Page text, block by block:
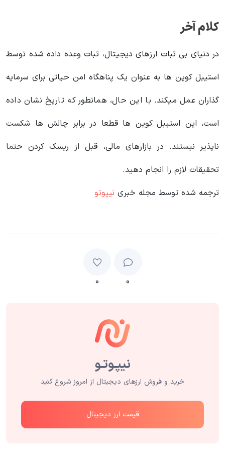
کلام آخر
در دنیای بی ثبات ارزهای دیجیتال، ثبات وعده داده شده توسط
استیبل کوین ها به عنوان یک پناهگاه امن حیاتی برای سرمایه
گذاران عمل میکند. با این حال، همانطور که تاریخ نشان داده
است، این استیبل کوین ها قطعا در برابر چالش ها شکست
ناپذیر نیستند. در بازارهای مالی، قبل از ریسک کردن حتما
تحقیقات لازم را انجام دهید.
ترجمه شده توسط مجله خبری نیپوتو
۰ ۰
خرید و فروش ارزهای دیجیتال از امروز شروع کنید
قیمت ارز دیجیتال